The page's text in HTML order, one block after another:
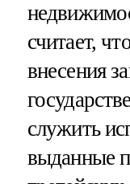
считает,
внесения
служить
выданные